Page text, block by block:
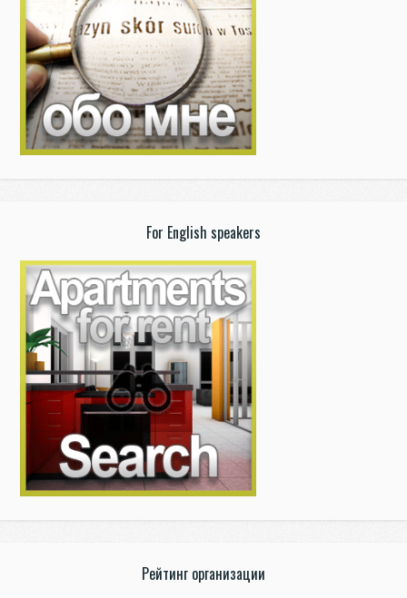
For English speakers
Рейтинг организации